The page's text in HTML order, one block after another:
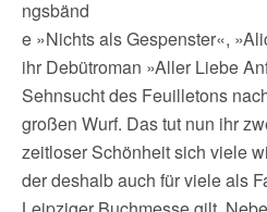
ngsbänd
e »Nichts als Gespenster«,
ihr Debütroman »Aller Liebe
Sehnsucht des Feuilletons
großen Wurf. Das tut nun ihr
zeitloser Schönheit sich viele
der deshalb auch für viele als